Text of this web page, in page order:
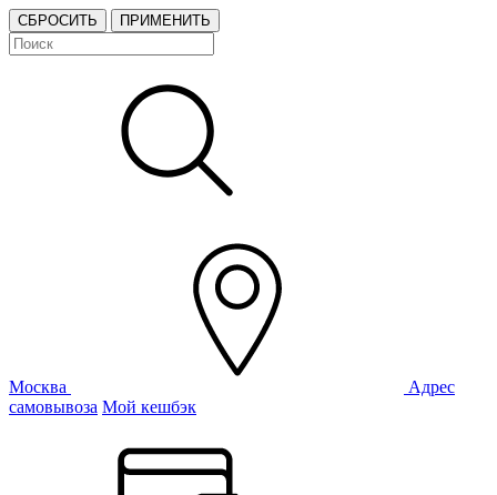
СБРОСИТЬ ПРИМЕНИТЬ
Москва
Адрес
самовывоза Мой кешбэк